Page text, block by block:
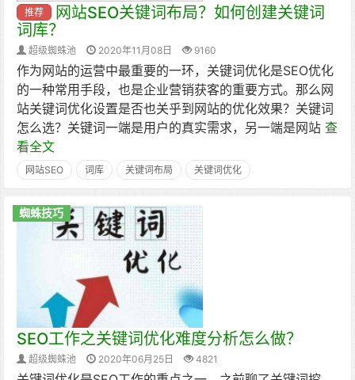
推荐
网站SEO关键词布局？如何创建关键词
词库？
超级蜘蛛池 2020年11月08日 9160
作为网站的运营中最重要的一环，关键词优化是SEO优化
的一种常用手段，也是企业营销获客的重要方式。那么网
站关键词优化设置是否也关乎到网站的优化效果？关键词
怎么选？关键词一端是用户的真实需求，另一端是网站 查
看全文
网站SEO 词库 关键词布局 关键词优化
蜘蛛技巧
SEO工作之关键词优化难度分析怎么做？
超级蜘蛛池 2020年06月25日 4821